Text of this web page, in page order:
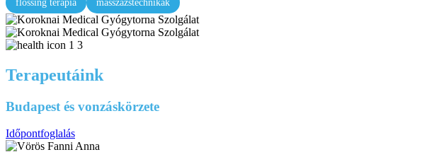
flossing terápia masszázstechnikák
Terapeutáink
Budapest és vonzáskörzete
Időpontfoglalás